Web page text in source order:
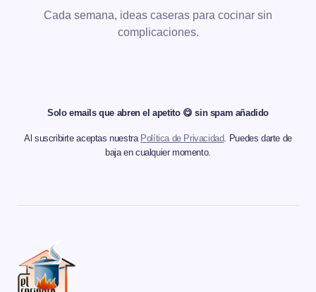
Cada semana, ideas caseras para cocinar sin
complicaciones.
Solo emails que abren el apetito 😋 sin spam añadido
Al suscribirte aceptas nuestra Política de Privacidad. Puedes darte de
baja en cualquier momento.